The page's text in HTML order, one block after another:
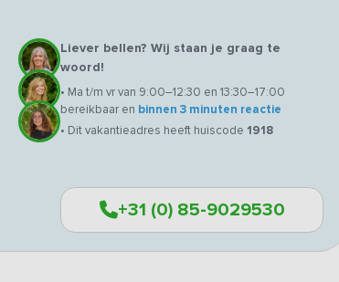
Liever bellen? Wij staan je graag te
woord!
• Ma t/m vr van 9:00–12:30 en 13:30–17:00
bereikbaar en binnen 3 minuten reactie
• Dit vakantieadres heeft huiscode 1918
+31 (0) 85-9029530